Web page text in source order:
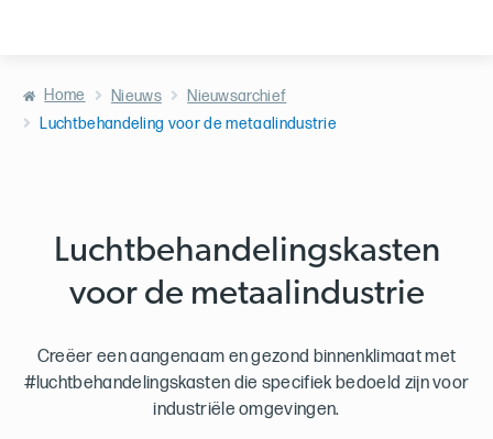
Home Nieuws
Nieuwsarchief
Luchtbehandeling voor de metaalindustrie
Luchtbehandelingskasten
voor de metaalindustrie
Creëer een aangenaam en gezond binnenklimaat met
#luchtbehandelingskasten die specifiek bedoeld zijn voor
industriële omgevingen.